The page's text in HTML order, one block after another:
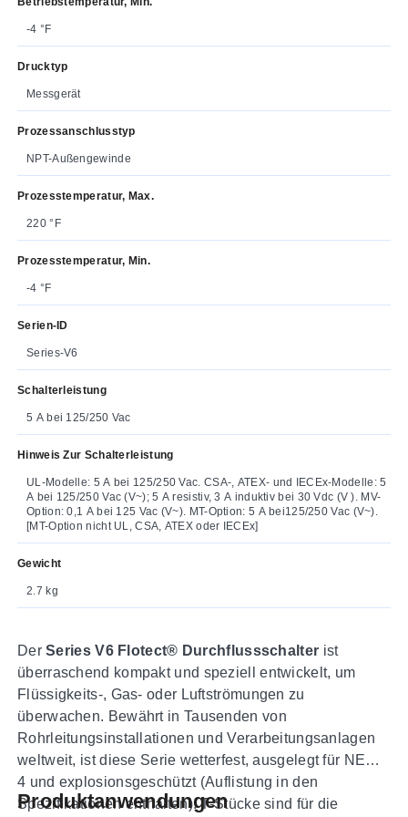
-4 °F
Drucktyp
Messgerät
Prozessanschlusstyp
NPT-Außengewinde
Prozesstemperatur, Max.
220 °F
Prozesstemperatur, Min.
-4 °F
Serien-ID
Series-V6
Schalterleistung
5 A bei 125/250 Vac
Hinweis Zur Schalterleistung
UL-Modelle: 5 A bei 125/250 Vac. CSA-, ATEX- und IECEx-Modelle: 5
A bei 125/250 Vac (V~); 5 A resistiv, 3 A induktiv bei 30 Vdc (V ). MV-
Option: 0,1 A bei 125 Vac (V~). MT-Option: 5 A bei125/250 Vac (V~).
[MT-Option nicht UL, CSA, ATEX oder IECEx]
Gewicht
2.7 kg
DerSeries V6 Flotect® Durchflussschalter ist
überraschend kompakt und speziell entwickelt, um
Flüssigkeits-, Gas- oder Luftströmungen zu
überwachen. Bewährt in Tausenden von
Rohrleitungsinstallationen und Verarbeitungsanlagen
weltweit, ist diese Serie wetterfest, ausgelegt für NEMA
4 und explosionsgeschützt (Auflistung in den
Spezifikationen enthalten). T-Stücke sind für die
Produktanwendungen